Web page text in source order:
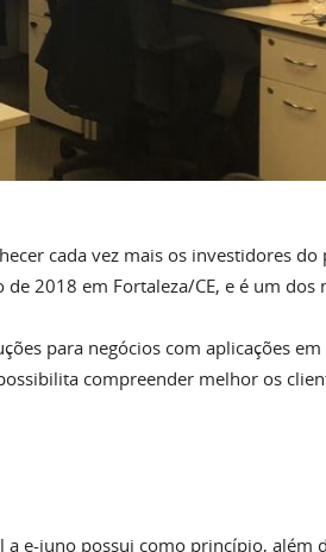
cada vez mais os investidores do
2018 em Fortaleza/CE, e é um dos
para negócios com aplicações
compreender melhor os
e-juno possui como princípio, além